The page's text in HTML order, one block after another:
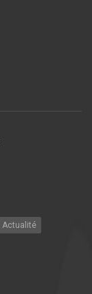
Actualité